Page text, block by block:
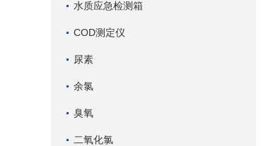
水质应急检测箱
COD测定仪
尿素
余氯
臭氧
二氧化氯